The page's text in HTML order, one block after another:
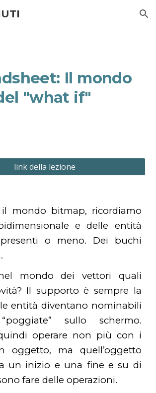
Skip to navigation
Il mondo
"what if"
link della lezione
il mondo bitmap, ricordiamo
e delle entità
o meno. Dei buchi
mondo dei vettori quali
Il supporto è sempre la
entità diventano nominabili
sullo schermo.
operare non più con i
oggetto, ma quell’oggetto
un inizio e una fine e su di
fare delle operazioni.